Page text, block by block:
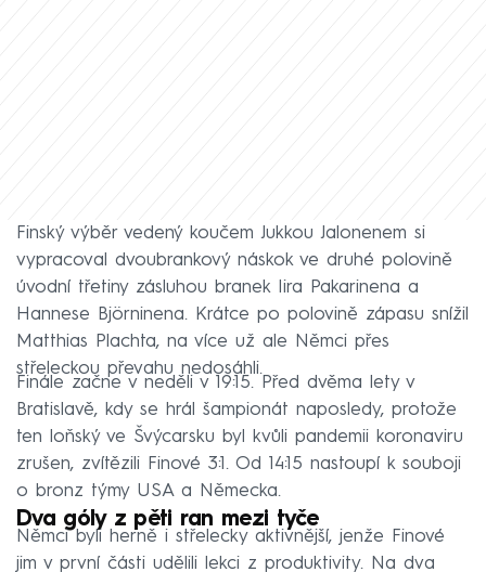
Finský výběr vedený koučem Jukkou Jalonenem si
vypracoval dvoubrankový náskok ve druhé polovině
úvodní třetiny zásluhou branek Iira Pakarinena a
Hannese Björninena. Krátce po polovině zápasu snížil
Matthias Plachta, na více už ale Němci přes
střeleckou převahu nedosáhli.
Finále začne v neděli v 19:15. Před dvěma lety v
Bratislavě, kdy se hrál šampionát naposledy, protože
ten loňský ve Švýcarsku byl kvůli pandemii koronaviru
zrušen, zvítězili Finové 3:1. Od 14:15 nastoupí k souboji
o bronz týmy USA a Německa.
Dva góly z pěti ran mezi tyče
Němci byli herně i střelecky aktivnější, jenže Finové
jim v první části udělili lekci z produktivity. Na dva